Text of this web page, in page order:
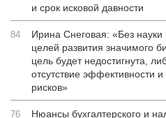
и срок исковой давности
84
Ирина Снеговая: «Без науки
целей развития значимого
цель будет недостигнута,
отсутствие эффективности
рисков»
76
Нюансы бухгалтерского и